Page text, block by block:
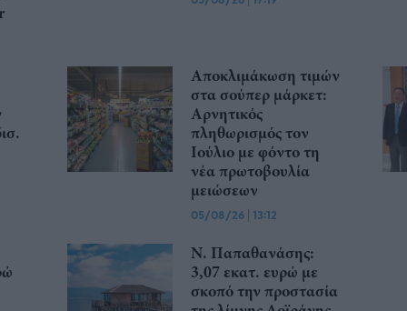
Αποκλιμάκωση τιμών
στα σούπερ μάρκετ:
Αρνητικός
πληθωρισμός τον
Ιούλιο με φόντο τη
νέα πρωτοβουλία
μειώσεων
05/08/26 | 13:12
Ν. Παπαθανάσης:
3,07 εκατ. ευρώ με
σκοπό την προστασία